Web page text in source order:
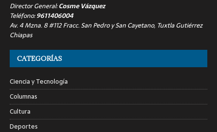
Director General:Cosme Vázquez
Teléfono:9611406004
Av. 4 Mzna. 8 #112 Fracc. San Pedro y San Cayetano, Tuxtla Gutiérrez
Chiapas
CATEGORÍAS
Ciencia y Tecnología
Columnas
Cultura
Deportes